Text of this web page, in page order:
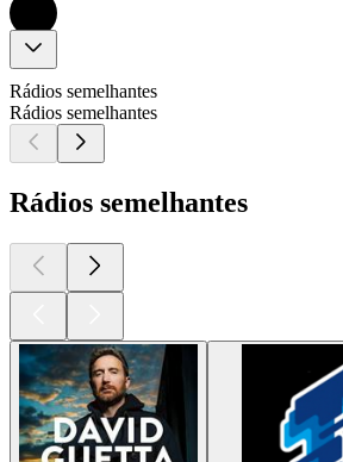
Rádios semelhantes
Rádios semelhantes
Rádios semelhantes